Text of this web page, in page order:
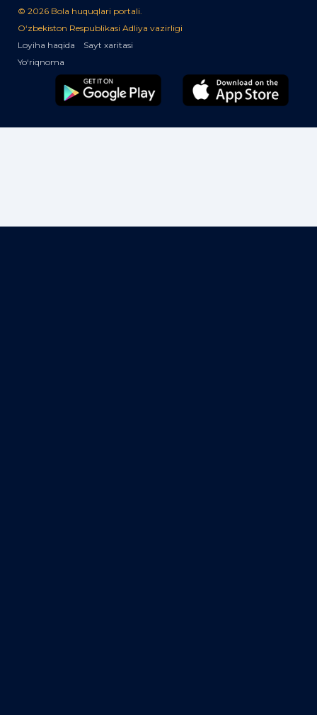
© 2026 Bola huquqlari portali.
O‘zbekiston Respublikasi Adliya vazirligi
Loyiha haqida
Sayt xaritasi
Yo‘riqnoma